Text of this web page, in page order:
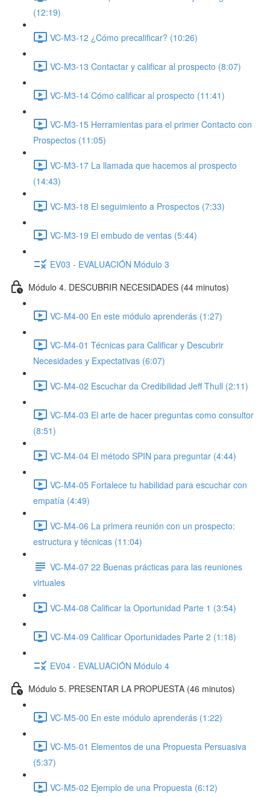
(12:19)
VC-M3-12 ¿Cómo precalificar? (10:26)
VC-M3-13 Contactar y calificar al prospecto (8:07)
VC-M3-14 Cómo calificar al prospecto (11:41)
VC-M3-15 Herramientas para el primer Contacto con
Prospectos (11:05)
VC-M3-17 La llamada que hacemos al prospecto
(14:43)
VC-M3-18 El seguimiento a Prospectos (7:33)
VC-M3-19 El embudo de ventas (5:44)
EV03 - EVALUACIÓN Módulo 3
Módulo 4. DESCUBRIR NECESIDADES (44 minutos)
VC-M4-00 En este módulo aprenderás (1:27)
VC-M4-01 Técnicas para Calificar y Descubrir
Necesidades y Expectativas (6:07)
VC-M4-02 Escuchar da Credibilidad Jeff Thull (2:11)
VC-M4-03 El arte de hacer preguntas como consultor
(8:51)
VC-M4-04 El método SPIN para preguntar (4:44)
VC-M4-05 Fortalece tu habilidad para escuchar con
empatía (4:49)
VC-M4-06 La primera reunión con un prospecto:
estructura y técnicas (11:04)
VC-M4-07 22 Buenas prácticas para las reuniones
virtuales
VC-M4-08 Calificar la Oportunidad Parte 1 (3:54)
VC-M4-09 Calificar Oportunidades Parte 2 (1:18)
EV04 - EVALUACIÓN Módulo 4
Módulo 5. PRESENTAR LA PROPUESTA (46 minutos)
VC-M5-00 En este módulo aprenderás (1:22)
VC-M5-01 Elementos de una Propuesta Persuasiva
(5:37)
VC-M5-02 Ejemplo de una Propuesta (6:12)